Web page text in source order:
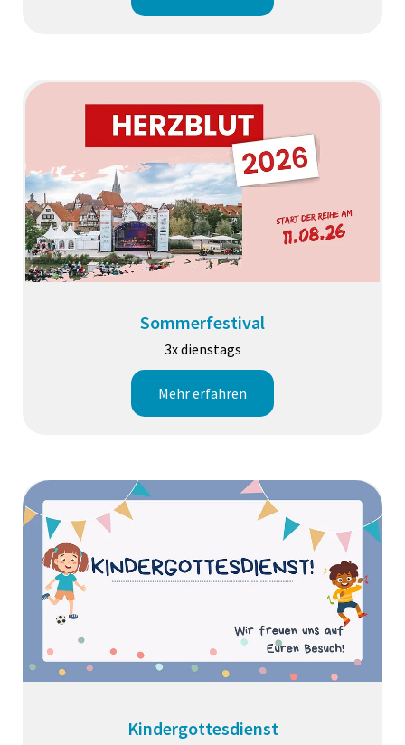
Sommerfestival
3x dienstags
Mehr erfahren
Kindergottesdienst